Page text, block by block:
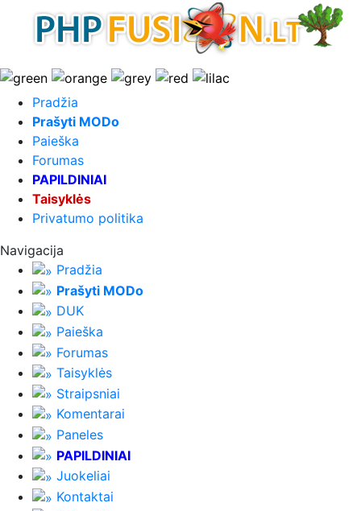
Pradžia
Prašyti MODo
Paieška
Forumas
PAPILDINIAI
Taisyklės
Privatumo politika
Navigacija
Pradžia
Prašyti MODo
DUK
Paieška
Forumas
Taisyklės
Straipsniai
Komentarai
Paneles
PAPILDINIAI
Juokeliai
Kontaktai